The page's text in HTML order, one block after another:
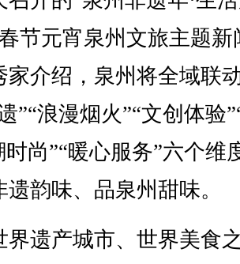
节元宵泉州文旅主题新
家介绍，泉州将全域联
”“浪漫烟火”“文创体验
时尚”“暖心服务”六个维
韵味、品泉州甜味。
遗产城市、世界美食